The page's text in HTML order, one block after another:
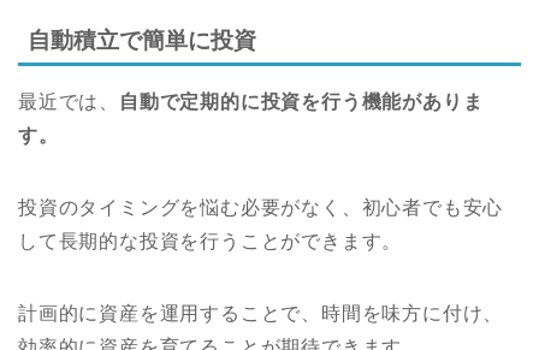
自動積立で簡単に投資
最近では、
自動で定期的に投資を行う機能がありま
す。
投資のタイミングを悩む必要がなく、初心者でも安心
して長期的な投資を行うことができます。
計画的に資産を運用することで、時間を味方に付け、